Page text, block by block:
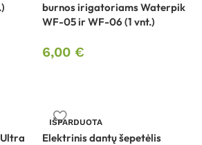
burnos irigatoriams Waterpik
WF-05 ir WF-06 (1 vnt.)
6,00 €
IŠPARDUOTA
Elektrinis dantų šepetėlis